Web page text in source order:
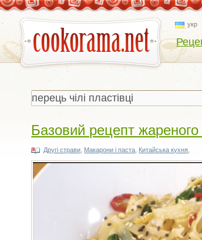
укр
Базовий рецепт
Другі страви Макарони і паста Китайська кухня